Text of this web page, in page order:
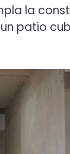
la
patio